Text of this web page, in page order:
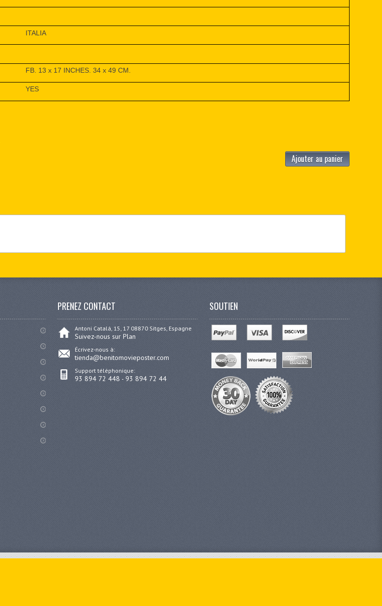
ITALIA
FB. 13 x 17 INCHES. 34 x 49 CM.
YES
Ajouter au panier
PRENEZ CONTACT
Antoni Catalá, 15, 17 08870 Sitges, Espagne
Suivez-nous sur Plan
Écrivez-nous à:
tienda@benitomovieposter.com
Support téléphonique:
93 894 72 448 - 93 894 72 44
SOUTIEN